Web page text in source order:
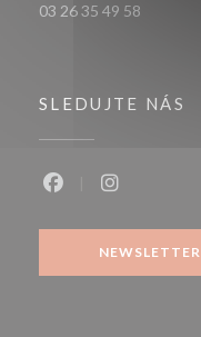
03 26 35 49 58
SLEDUJTE NÁS
NEWSLETTER